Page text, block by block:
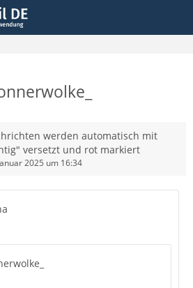
werden automatisch mit
versetzt und rot markiert
2025 um 16:34